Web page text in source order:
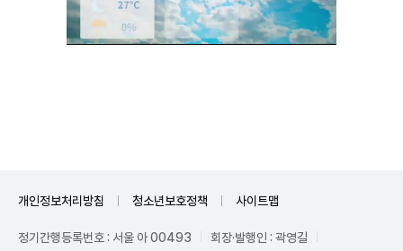
개인정보처리방침 청소년보호정책 사이트맵
정기간행등록번호 : 서울 아 00493
회장·발행인 : 곽영길